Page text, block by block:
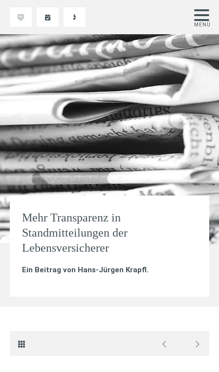
Mehr Transparenz in
Standmitteilungen der
Lebensversicherer
Ein Beitrag von Hans-Jürgen Krapfl.